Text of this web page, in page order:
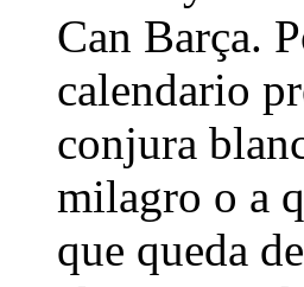
Can Barça.
calendario
conjura
milagro o a
que queda